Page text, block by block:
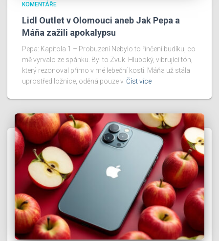
KOMENTÁŘE
Lidl Outlet v Olomouci aneb Jak Pepa a
Máňa zažili apokalypsu
Pepa: Kapitola 1 – Probuzení Nebylo to řinčení budíku, co
mě vyrvalo ze spánku. Byl to Zvuk. Hluboký, vibrující tón,
který rezonoval přímo v mé lebeční kosti. Máňa už stála
uprostřed ložnice, oděná pouze v Číst více